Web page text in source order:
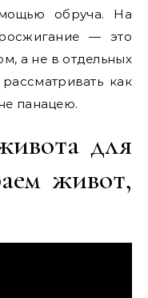
обруча. На
— это
а не в отдельных
как
панацею.
для
живот,